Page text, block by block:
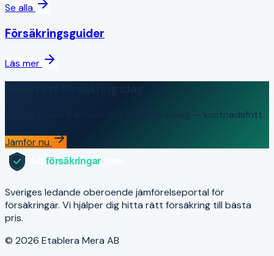
Se alla
Försäkringsguider
Läs mer
Jämför priser från Sveriges ledande bolag — kostnadsfritt
Jämför nu
Sveriges ledande oberoende jämförelseportal för
försäkringar. Vi hjälper dig hitta rätt försäkring till bästa
pris.
© 2026 Etablera Mera AB